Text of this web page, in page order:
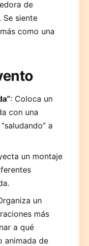
de
Se siente
como una
: Coloca un
con una
a
un montaje
un
más
a qué
animada de